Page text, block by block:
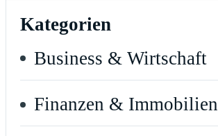
Kategorien
Business & Wirtschaft
Finanzen & Immobilien